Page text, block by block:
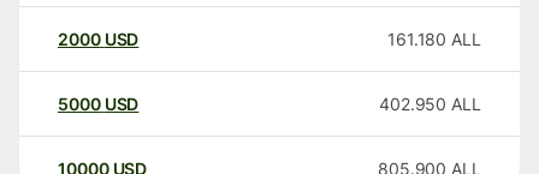
2000 USD 161.180 ALL
5000 USD 402.950 ALL
10000 USD 805.900 ALL